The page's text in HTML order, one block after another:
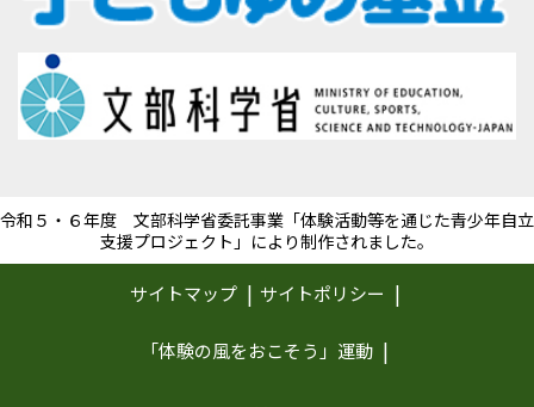
令和５・６年度 文部科学省委託事業「体験活動等を通じた青少年自立
支援プロジェクト」により制作されました。
サイトマップ サイトポリシー
「体験の風をおこそう」運動